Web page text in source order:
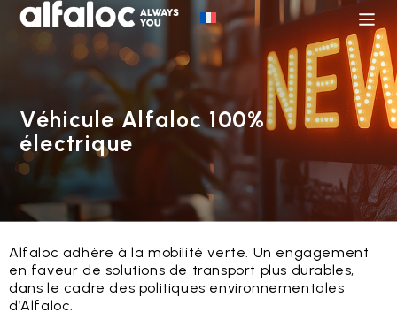
Véhicule Alfaloc 100%
électrique
Alfaloc adhère à la mobilité verte. Un engagement
en faveur de solutions de transport plus durables,
dans le cadre des politiques environnementales
d’Alfaloc.